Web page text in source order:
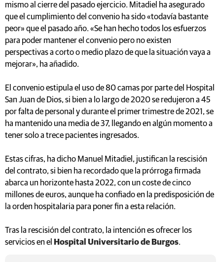
mismo al cierre del pasado ejercicio. Mitadiel ha asegurado
que el cumplimiento del convenio ha sido «todavía bastante
peor» que el pasado año. «Se han hecho todos los esfuerzos
para poder mantener el convenio pero no existen
perspectivas a corto o medio plazo de que la situación vaya a
mejorar», ha añadido.
El convenio estipula el uso de 80 camas por parte del Hospital
San Juan de Dios, si bien a lo largo de 2020 se redujeron a 45
por falta de personal y durante el primer trimestre de 2021, se
ha mantenido una media de 37, llegando en algún momento a
tener solo a trece pacientes ingresados.
Estas cifras, ha dicho Manuel Mitadiel, justifican la rescisión
del contrato, si bien ha recordado que la prórroga firmada
abarca un horizonte hasta 2022, con un coste de cinco
millones de euros, aunque ha confiado en la predisposición de
la orden hospitalaria para poner fin a esta relación.
Tras la rescisión del contrato, la intención es ofrecer los
servicios en el
Hospital Universitario de Burgos.